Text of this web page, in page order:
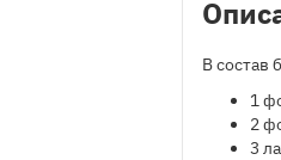
В состав
1
2
3